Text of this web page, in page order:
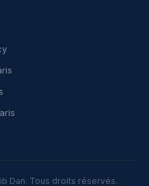
Dan. Tous droits réservés.